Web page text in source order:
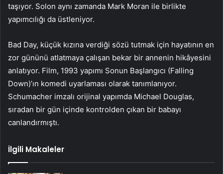
taşıyor. Solon aynı zamanda Mark Moran ile birlikte
yapımcılığı da üstleniyor.
Bad Day, küçük kızına verdiği sözü tutmak için hayatının en
zor gününü atlatmaya çalışan bekar bir annenin hikâyesini
anlatıyor. Film, 1993 yapımı Sonun Başlangıcı (Falling
Down)’ın komedi uyarlaması olarak tanımlanıyor.
Schumacher imzalı orijinal yapımda Michael Douglas,
sıradan bir gün içinde kontrolden çıkan bir babayı
canlandırmıştı.
İlgili Makaleler